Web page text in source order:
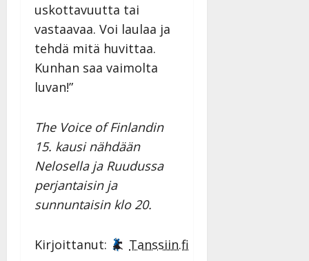
uskottavuutta tai
vastaavaa. Voi laulaa ja
tehdä mitä huvittaa.
Kunhan saa vaimolta
luvan!”
The Voice of Finlandin
15. kausi nähdään
Nelosella ja Ruudussa
perjantaisin ja
sunnuntaisin klo 20.
Kirjoittanut: Tanssiin.fi